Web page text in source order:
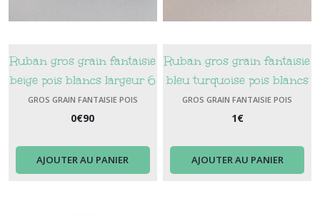
Ruban gros grain fantaisie
beige pois blancs largeur 6
mm
GROS GRAIN FANTAISIE POIS
0€90
AJOUTER AU PANIER
Ruban gros grain fantaisie
bleu turquoise pois blancs
GROS GRAIN FANTAISIE POIS
1€
AJOUTER AU PANIER